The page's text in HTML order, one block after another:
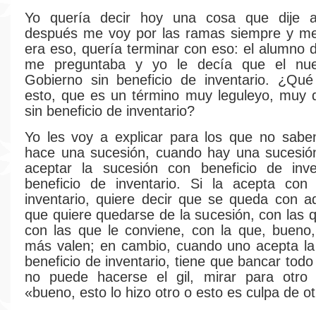
Yo quería decir hoy una cosa que dije
después me voy por las ramas siempre y
era eso, quería terminar con eso: el alumno
me preguntaba y yo le decía que el
Gobierno sin beneficio de inventario.
esto, que es un término muy leguleyo, muy
sin beneficio de inventario?
Yo les voy a explicar para los que no
hace una sucesión, cuando hay una
aceptar la sucesión con beneficio de
beneficio de inventario. Si la acepta con
inventario, quiere decir que se queda con
que quiere quedarse de la sucesión, con las
con las que le conviene, con la que,
más valen; en cambio, cuando uno acepta
beneficio de inventario, tiene que bancar
no puede hacerse el gil, mirar para otro
«bueno, esto lo hizo otro o esto es culpa de